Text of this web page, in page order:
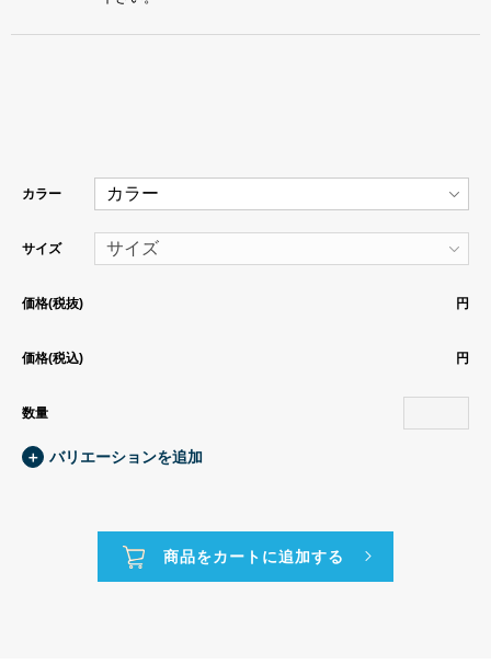
カラー
サイズ
価格(税抜) 円
価格(税込) 円
数量
＋ バリエーションを追加